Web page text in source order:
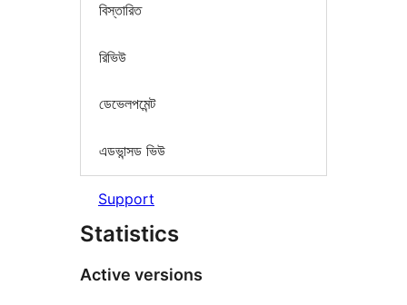
বিস্তারিত
রিভিউ
ডেভেলপমেন্ট
এডভান্সড ভিউ
Support
Statistics
Active versions